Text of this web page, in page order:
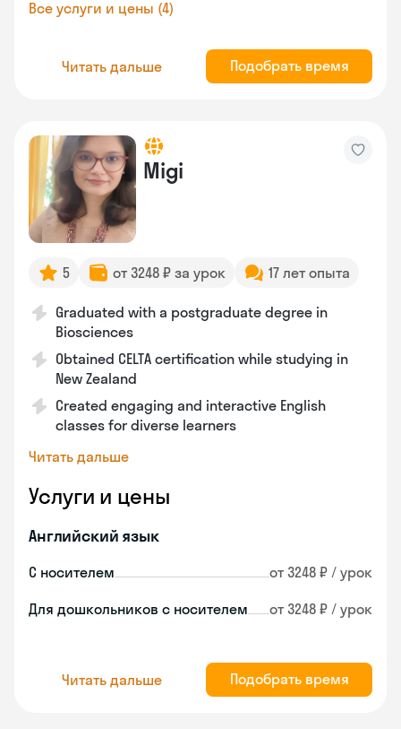
Все услуги и цены (4)
Читать дальше Подобрать время
Migi
5 от 3248 ₽ за урок 17 лет опыта
Graduated with a postgraduate degree in
Biosciences
Obtained CELTA certification while studying in
New Zealand
Created engaging and interactive English
classes for diverse learners
Читать дальше
Услуги и цены
Английский язык
С носителем от 3248 ₽ / урок
Для дошкольников с носителем от 3248 ₽ / урок
Читать дальше Подобрать время